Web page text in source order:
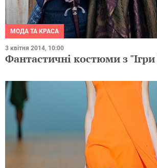
МОДА ТА КРАСА
3 квітня 2014, 10:00
Фантастичні костюми з "Ігри